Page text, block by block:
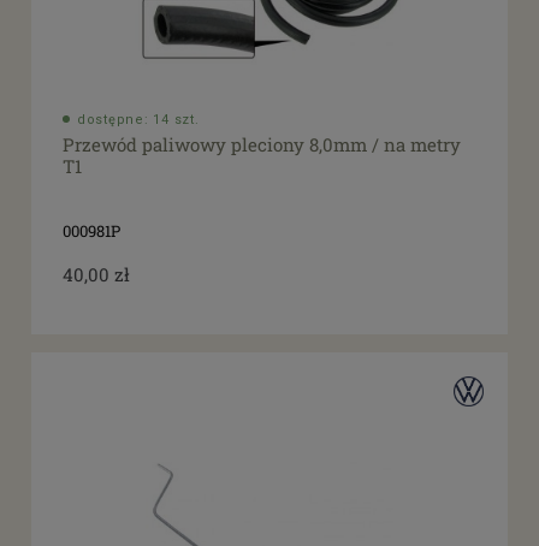
dostępne: 14 szt.
Przewód paliwowy pleciony 8,0mm / na metry
T1
000981P
40,00 zł